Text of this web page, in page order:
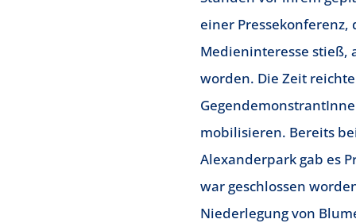
einer Pressekonferenz,
Medieninteresse stieß,
worden. Die Zeit
mobilisieren. Bereits
Alexanderpark gab es
war geschlossen
Niederlegung von